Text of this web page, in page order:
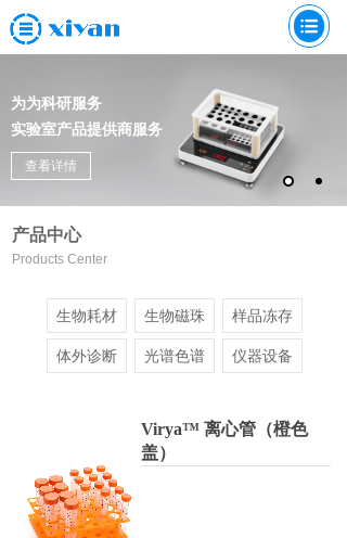
为为科研服务
实验室产品提供商服务
查看详情
产品中心
Products Center
生物耗材 生物磁珠 样品冻存
体外诊断 光谱色谱 仪器设备
Virya™ 离心管（橙色
盖）